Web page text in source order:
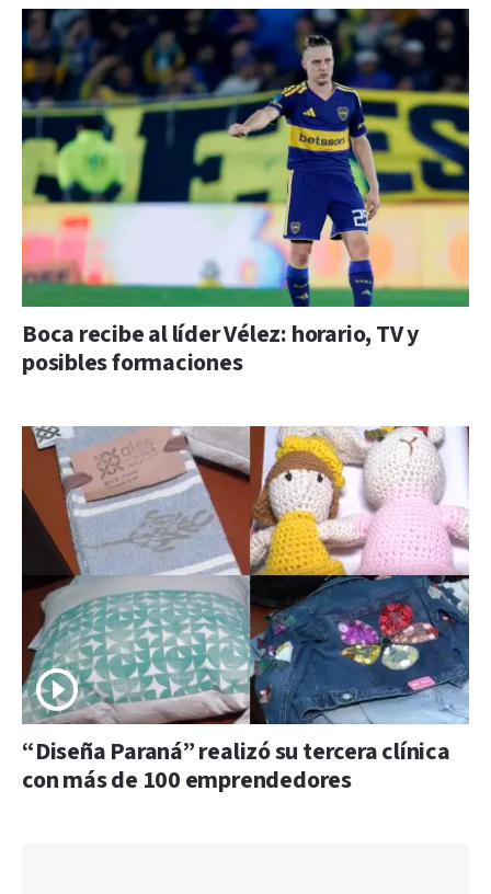
Boca recibe al líder Vélez: horario, TV y
posibles formaciones
“Diseña Paraná” realizó su tercera clínica
con más de 100 emprendedores